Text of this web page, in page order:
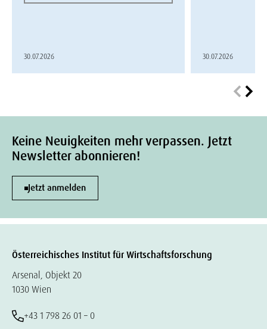
30.07.2026 30.07.2026
Keine Neuigkeiten mehr verpassen. Jetzt
Newsletter abonnieren!
Jetzt anmelden
Österreichisches Institut für Wirtschaftsforschung
Arsenal, Objekt 20
1030 Wien
+43 1 798 26 01 – 0